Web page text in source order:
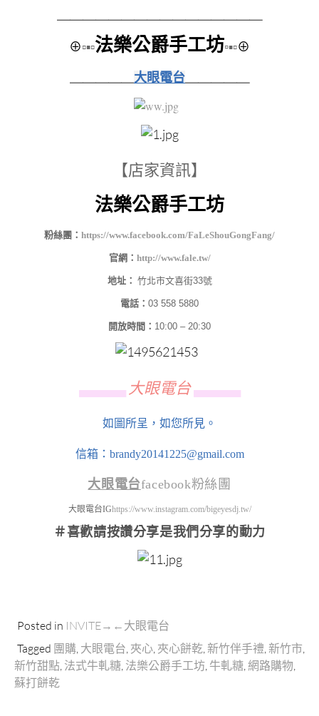
⊕▫▪▫法樂公爵手工坊▫▪▫⊕
大眼電台
【店家資訊】
法樂公爵手工坊
粉絲團： https://www.facebook.com/FaLeShouGongFang/
官網： http://www.fale.tw/
地址： 竹北市文喜街33號
電話： 03 558 5880
開放時間： 10:00 – 20:30
​
▄▄▄▄▄▄ 大眼電台 ▄▄▄▄▄▄
如圖所呈，如您所見。
信箱：brandy20141225@gmail.com
大眼電台facebook粉絲團
大眼電台IGhttps://www.instagram.com/bigeyesdj.tw/
＃喜歡請按讚分享是我們分享的動力
Posted in INVITE→←大眼電台
Tagged 團購 大眼電台 夾心 夾心餅乾 新竹伴手禮 新竹市
新竹甜點 法式牛軋糖 法樂公爵手工坊 牛軋糖 網路購物
蘇打餅乾